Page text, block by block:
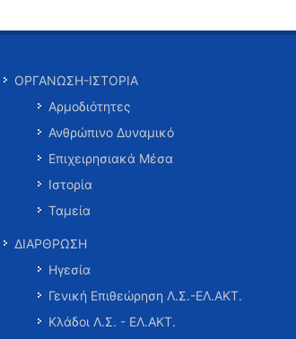
ΟΡΓΑΝΩΣΗ-ΙΣΤΟΡΙΑ
Αρμοδιότητες
Ανθρώπινο Δυναμικό
Επιχειρησιακά Μέσα
Ιστορία
Ταμεία
ΔΙΑΡΘΡΩΣΗ
Ηγεσία
Γενική Επιθεώρηση Λ.Σ.-ΕΛ.ΑΚΤ.
Κλάδοι Λ.Σ. - ΕΛ.ΑΚΤ.